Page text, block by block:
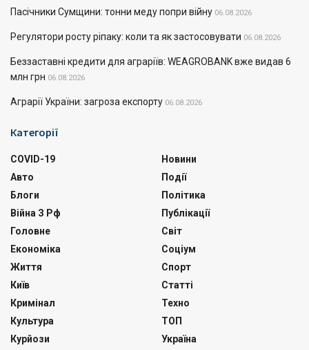
Пасічники Сумщини: тонни меду попри війну 06.08.2026
Регулятори росту ріпаку: коли та як застосовувати 06.08.2026
Беззаставні кредити для аграріїв: WEAGROBANK вже видав 6
млн грн 06.08.2026
Аграрії України: загроза експорту 06.08.2026
Категорії
COVID-19
Авто
Блоги
Війна З Рф
Головне
Економіка
Життя
Київ
Кримінал
Культура
Курйози
Новини
Події
Політика
Публікації
Світ
Соціум
Спорт
Статті
Техно
ТОП
Україна